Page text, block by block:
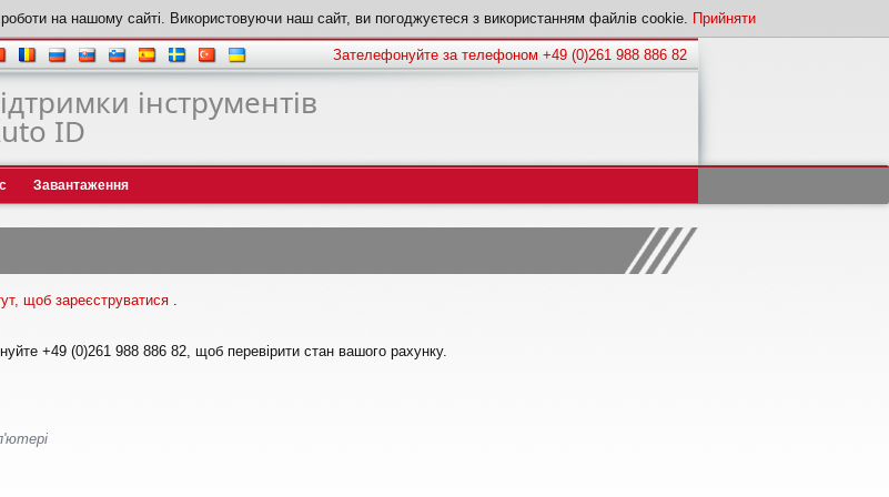
на нашому сайті. Використовуючи наш сайт, ви погоджуєтеся з використанням файлів cookie. Прийняти
Зателефонуйте за телефоном +49 (0)261 988 886 82
інструментів
ID
Завантаження
щоб зареєструватися .
+49 (0)261 988 886 82, щоб перевірити стан вашого рахунку.